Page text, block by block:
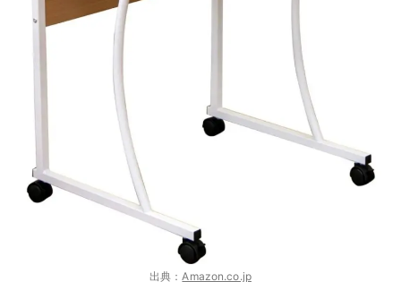
部屋が狭くて普通のサイズのデスクが置けないなら、コ
ンパクトタイプのパソコンデスクがおすすめです。コン
パクトタイプのメリット・デメリットは以下の通りで
メリット
・作業スペースが狭い
コンパクトタイプは作業スペースを確保しにくいので、